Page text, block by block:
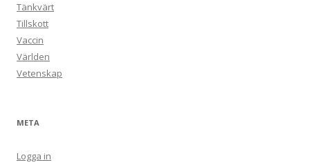
Tänkvärt
Tillskott
Vaccin
Världen
Vetenskap
META
Logga in